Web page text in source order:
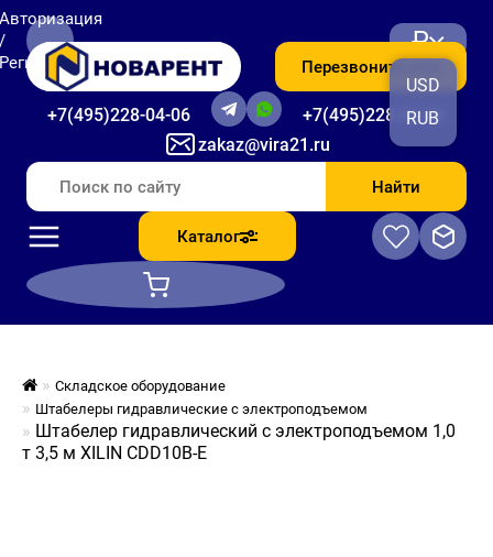
zakaz@vira21.ru
+7(495)228-04-06 +7(495)228-06-56
Перезвоните мне
₽
USD
RUB
Найти
Каталог
Складское оборудование
Штабелеры гидравлические c электроподъемом
Штабелер гидравлический с электроподъемом 1,0
т 3,5 м XILIN CDD10B-E